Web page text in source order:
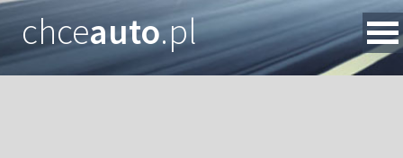
chceauto.pl